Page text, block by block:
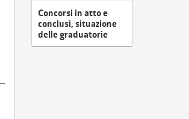
Concorsi in atto e
conclusi, situazione
delle graduatorie